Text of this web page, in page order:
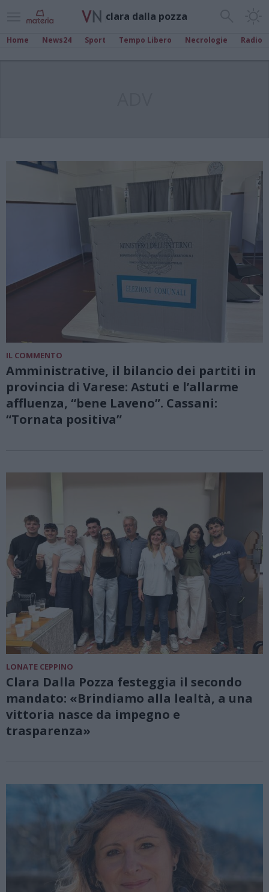
clara dalla pozza
Home News24 Sport Tempo Libero Necrologie Radio
IL COMMENTO
Amministrative, il bilancio dei partiti in
provincia di Varese: Astuti e l’allarme
affluenza, “bene Laveno”. Cassani:
“Tornata positiva”
LONATE CEPPINO
Clara Dalla Pozza festeggia il secondo
mandato: «Brindiamo alla lealtà, a una
vittoria nasce da impegno e
trasparenza»